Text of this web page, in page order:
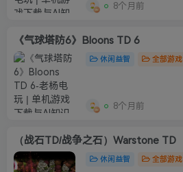
8个月前
《气球塔防6》Bloons TD 6
休闲益智 全部游戏
8个月前
（战石TD/战争之石）Warstone TD
休闲益智 全部游戏